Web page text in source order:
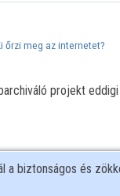
őrzi meg az internetet?
projekt
a biztonságos és